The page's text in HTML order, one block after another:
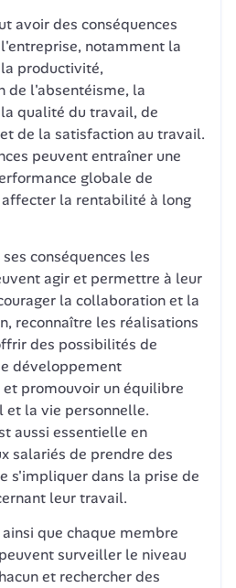
avoir des conséquences
notamment la
productivité,
de l'absentéisme, la
qualité du travail, de
de la satisfaction au travail.
peuvent entraîner une
globale de
la rentabilité à long
conséquences les
agir et permettre à leur
la collaboration et la
reconnaître les réalisations
des possibilités de
développement
promouvoir un équilibre
et la vie personnelle.
aussi essentielle en
salariés de prendre des
s'impliquer dans la prise de
leur travail.
que chaque membre
surveiller le niveau
et rechercher des